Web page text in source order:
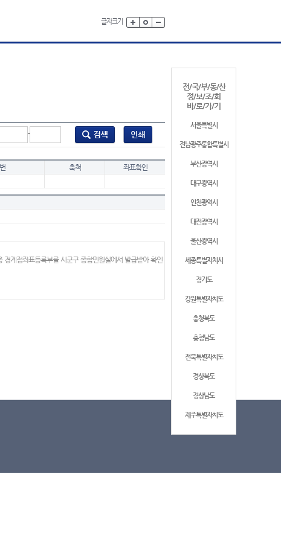
글자크기
전/국/부/동/산
정/보/조/회
바/로/가/기
서울특별시
전남광주통합특별시
부산광역시
대구광역시
인천광역시
대전광역시
울산광역시
세종특별자치시
경기도
강원특별자치도
충청북도
충청남도
전북특별자치도
경상북도
경상남도
제주특별자치도
-
축척 좌표확인
계점좌표등록부를 시군구 종합민원실에서 발급받아 확인